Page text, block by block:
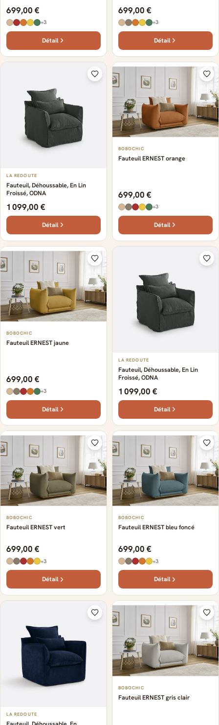
699,00 €
+3
Détail
699,00 €
+3
Détail
LA REDOUTE
Fauteuil, Déhoussable, En Lin
Froissé, ODNA
1 099,00 €
Détail
BOBOCHIC
Fauteuil ERNEST orange
699,00 €
+3
Détail
BOBOCHIC
Fauteuil ERNEST jaune
699,00 €
+3
Détail
LA REDOUTE
Fauteuil, Déhoussable, En Lin
Froissé, ODNA
1 099,00 €
Détail
BOBOCHIC
Fauteuil ERNEST vert
699,00 €
+3
Détail
BOBOCHIC
Fauteuil ERNEST bleu foncé
699,00 €
+3
Détail
LA REDOUTE
BOBOCHIC
Fauteuil ERNEST gris clair